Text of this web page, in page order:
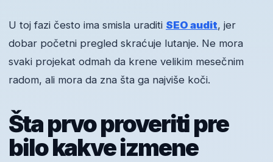
U toj fazi često ima smisla uraditi SEO audit, jer
dobar početni pregled skraćuje lutanje. Ne mora
svaki projekat odmah da krene velikim mesečnim
radom, ali mora da zna šta ga najviše koči.
Šta prvo proveriti pre
bilo kakve izmene